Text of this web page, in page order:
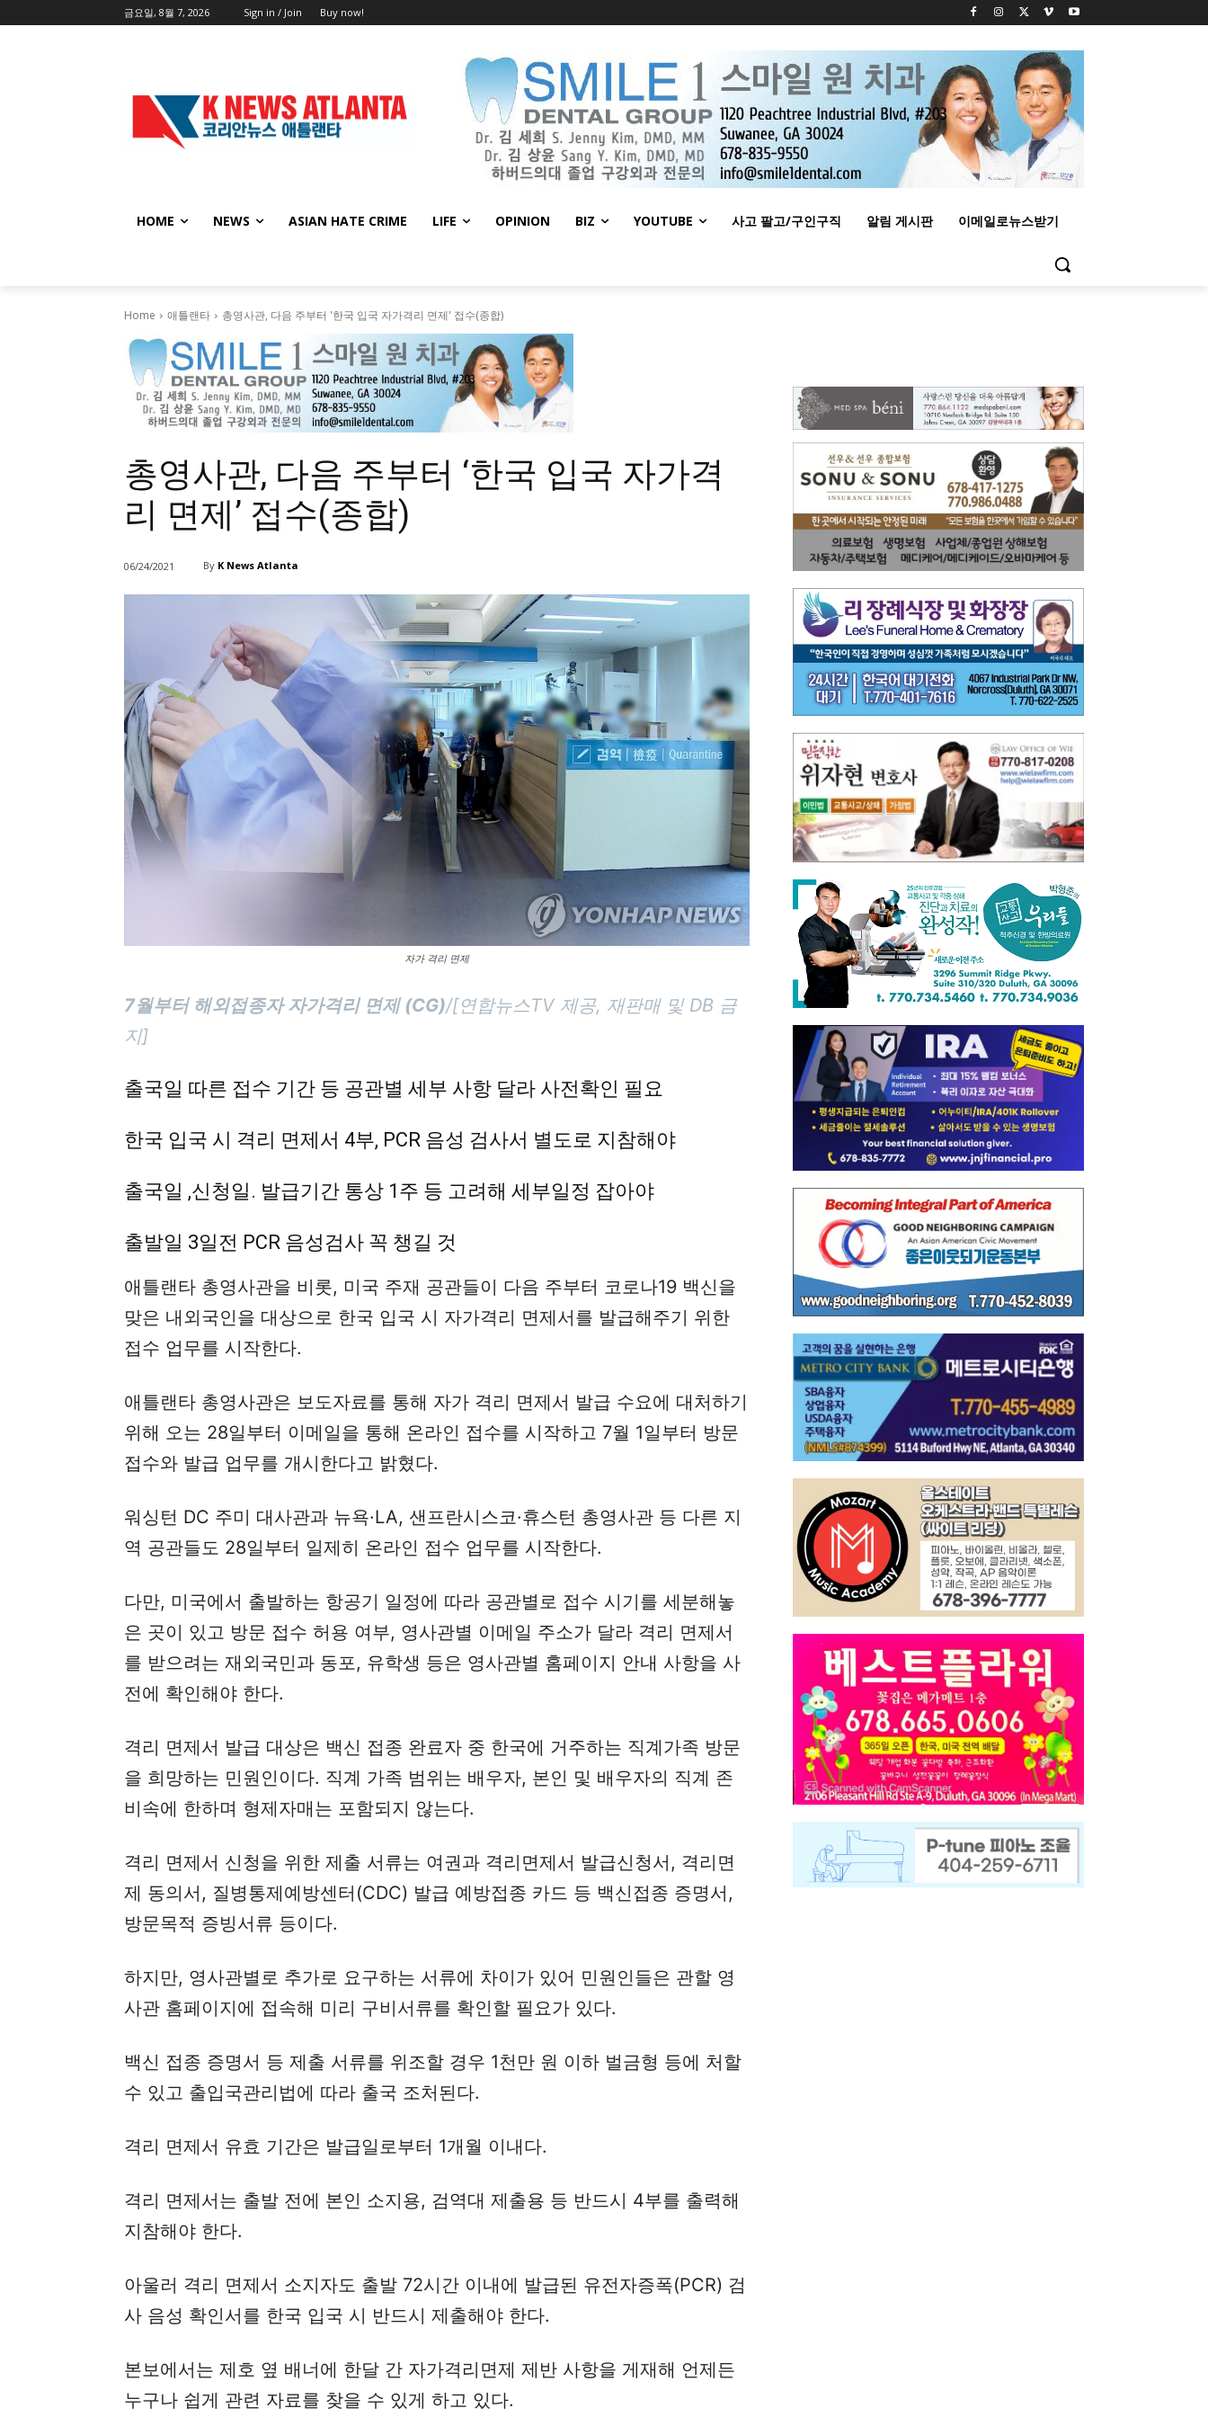
금요일, 8월 7, 2026 Sign in / Join Buy now!
HOME NEWS ASIAN HATE CRIME LIFE OPINION BIZ YOUTUBE 사고 팔고/구인구직 알림 게시판 이메일로뉴스받기
Home 애틀랜타 총영사관, 다음 주부터 '한국 입국 자가격리 면제' 접수(종합)
총영사관, 다음 주부터 ‘한국 입국 자가격
리 면제’ 접수(종합)
06/24/2021 By K News Atlanta
자가 격리 면제
7월부터 해외접종자 자가격리 면제 (CG)/[연합뉴스TV 제공, 재판매 및 DB 금
지]
출국일 따른 접수 기간 등 공관별 세부 사항 달라 사전확인 필요
한국 입국 시 격리 면제서 4부, PCR 음성 검사서 별도로 지참해야
출국일 ,신청일. 발급기간 통상 1주 등 고려해 세부일정 잡아야
출발일 3일전 PCR 음성검사 꼭 챙길 것
애틀랜타 총영사관을 비롯, 미국 주재 공관들이 다음 주부터 코로나19 백신을
맞은 내외국인을 대상으로 한국 입국 시 자가격리 면제서를 발급해주기 위한
접수 업무를 시작한다.
애틀랜타 총영사관은 보도자료를 통해 자가 격리 면제서 발급 수요에 대처하기
위해 오는 28일부터 이메일을 통해 온라인 접수를 시작하고 7월 1일부터 방문
접수와 발급 업무를 개시한다고 밝혔다.
워싱턴 DC 주미 대사관과 뉴욕·LA, 샌프란시스코·휴스턴 총영사관 등 다른 지
역 공관들도 28일부터 일제히 온라인 접수 업무를 시작한다.
다만, 미국에서 출발하는 항공기 일정에 따라 공관별로 접수 시기를 세분해놓
은 곳이 있고 방문 접수 허용 여부, 영사관별 이메일 주소가 달라 격리 면제서
를 받으려는 재외국민과 동포, 유학생 등은 영사관별 홈페이지 안내 사항을 사
전에 확인해야 한다.
격리 면제서 발급 대상은 백신 접종 완료자 중 한국에 거주하는 직계가족 방문
을 희망하는 민원인이다. 직계 가족 범위는 배우자, 본인 및 배우자의 직계 존
비속에 한하며 형제자매는 포함되지 않는다.
격리 면제서 신청을 위한 제출 서류는 여권과 격리면제서 발급신청서, 격리면
제 동의서, 질병통제예방센터(CDC) 발급 예방접종 카드 등 백신접종 증명서,
방문목적 증빙서류 등이다.
하지만, 영사관별로 추가로 요구하는 서류에 차이가 있어 민원인들은 관할 영
사관 홈페이지에 접속해 미리 구비서류를 확인할 필요가 있다.
백신 접종 증명서 등 제출 서류를 위조할 경우 1천만 원 이하 벌금형 등에 처할
수 있고 출입국관리법에 따라 출국 조처된다.
격리 면제서 유효 기간은 발급일로부터 1개월 이내다.
격리 면제서는 출발 전에 본인 소지용, 검역대 제출용 등 반드시 4부를 출력해
지참해야 한다.
아울러 격리 면제서 소지자도 출발 72시간 이내에 발급된 유전자증폭(PCR) 검
사 음성 확인서를 한국 입국 시 반드시 제출해야 한다.
본보에서는 제호 옆 배너에 한달 간 자가격리면제 제반 사항을 게재해 언제든
누구나 쉽게 관련 자료를 찾을 수 있게 하고 있다.